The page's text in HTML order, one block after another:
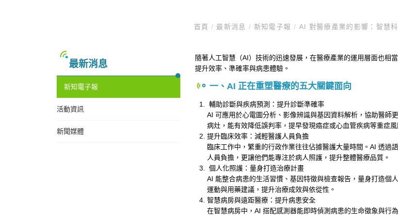
首頁 / 最新消息/ 新知電子報 / AI 對醫療產業的影響：智慧
最新消息
新知電子報
活動資訊
新聞媒體
隨著人工智慧（AI）技術的迅速發展，在醫療產業的運用層面也相
提升效率、準確率與病患體驗。
一、AI 正在重塑醫療的五大關鍵面向
輔助診斷與疾病預測：提升診斷準確率
AI 可應用於心電圖分析、影像辨識與基因資料解析，協助醫師
病灶，能有效降低誤判率，提早發現癌症或心血管疾病等重症風
提升臨床效率：減輕醫護人員負擔
臨床工作中，繁重的行政作業往往佔據醫護大量時間。AI 透過
人員負擔，更讓他們能專注於病人照護，提升整體醫療品質。
個人化照護：量身打造治療計畫
AI 能整合病患的生活習慣、基因特徵與檢查報告，量身打造個
運動與用藥建議，提升治療成效與依從性。
智慧病房與遠距醫療：提升病患安全
在智慧病房中，AI 搭配感測器能即時偵測病患的生命徵象與行